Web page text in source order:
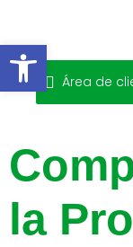
Abrir
Área de
la